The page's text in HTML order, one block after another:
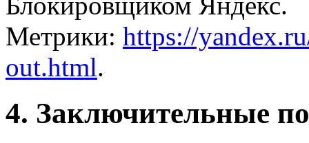
Метрики: https://
out.html.
4. Заключительные